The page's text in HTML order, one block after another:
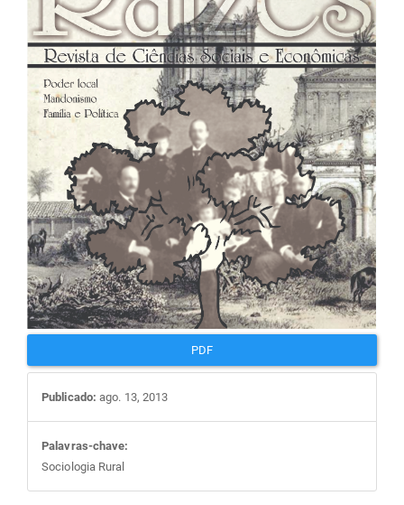
de
artigos
PDF
Publicado: ago. 13, 2013
Palavras-chave:
Sociologia Rural